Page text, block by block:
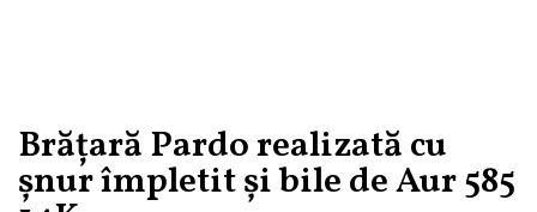
Brățară Pardo realizată cu
șnur împletit și bile de Aur 585